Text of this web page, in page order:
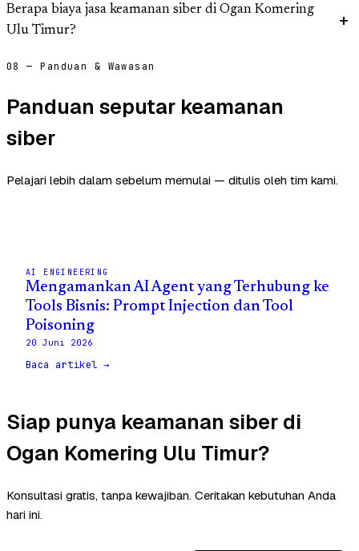
Berapa biaya jasa keamanan siber di Ogan Komering
Ulu Timur?
08 — Panduan & Wawasan
Panduan seputar keamanan
siber
Pelajari lebih dalam sebelum memulai — ditulis oleh tim kami.
AI ENGINEERING
Mengamankan AI Agent yang Terhubung ke
Tools Bisnis: Prompt Injection dan Tool
Poisoning
20 Juni 2026
Baca artikel →
Siap punya keamanan siber di
Ogan Komering Ulu Timur?
Konsultasi gratis, tanpa kewajiban. Ceritakan kebutuhan Anda
hari ini.